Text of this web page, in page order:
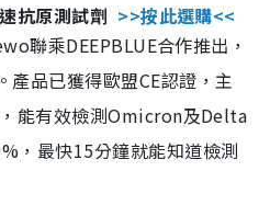
抗原測試劑 >>按此選購<<
聯乘DEEPBLUE合作推出，
產品已獲得歐盟CE認證，主
能有效檢測Omicron及Delta
，最快15分鐘就能知道檢測